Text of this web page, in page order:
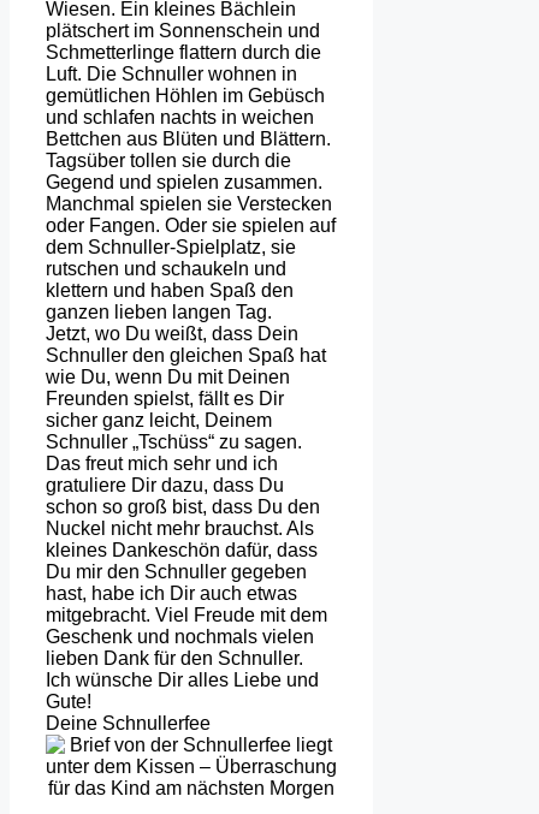
Wiesen. Ein kleines Bächlein
plätschert im Sonnenschein und
Schmetterlinge flattern durch die
Luft. Die Schnuller wohnen in
gemütlichen Höhlen im Gebüsch
und schlafen nachts in weichen
Bettchen aus Blüten und Blättern.
Tagsüber tollen sie durch die
Gegend und spielen zusammen.
Manchmal spielen sie Verstecken
oder Fangen. Oder sie spielen auf
dem Schnuller-Spielplatz, sie
rutschen und schaukeln und
klettern und haben Spaß den
ganzen lieben langen Tag.
Jetzt, wo Du weißt, dass Dein
Schnuller den gleichen Spaß hat
wie Du, wenn Du mit Deinen
Freunden spielst, fällt es Dir
sicher ganz leicht, Deinem
Schnuller „Tschüss“ zu sagen.
Das freut mich sehr und ich
gratuliere Dir dazu, dass Du
schon so groß bist, dass Du den
Nuckel nicht mehr brauchst. Als
kleines Dankeschön dafür, dass
Du mir den Schnuller gegeben
hast, habe ich Dir auch etwas
mitgebracht. Viel Freude mit dem
Geschenk und nochmals vielen
lieben Dank für den Schnuller.
Ich wünsche Dir alles Liebe und
Gute!
Deine Schnullerfee